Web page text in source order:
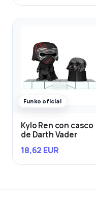
Funko oficial
Kylo Ren con casco
de Darth Vader
18,62 EUR